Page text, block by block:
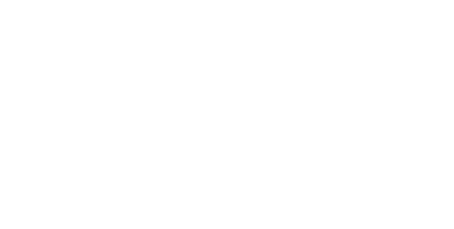
unic și adăugați o notă personală căminului
inestetice. Datorită proprietăților ușor de întreținut și
noastre se aplică foarte ușor cu adeziv. Într-un timp scurt,
este adesea atașat unui perete și are aceleași componente
cum ar fi gips, lemn, marmură sau poliuretan, și se găsesc
la modern.
și modele, oferind posibilitatea de a exprima stilul